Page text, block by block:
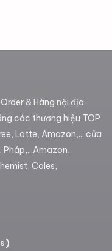
& Hàng nội địa
các thương hiệu TOP
Lotte, Amazon,... cửa
, Pháp,...Amazon,
Coles,